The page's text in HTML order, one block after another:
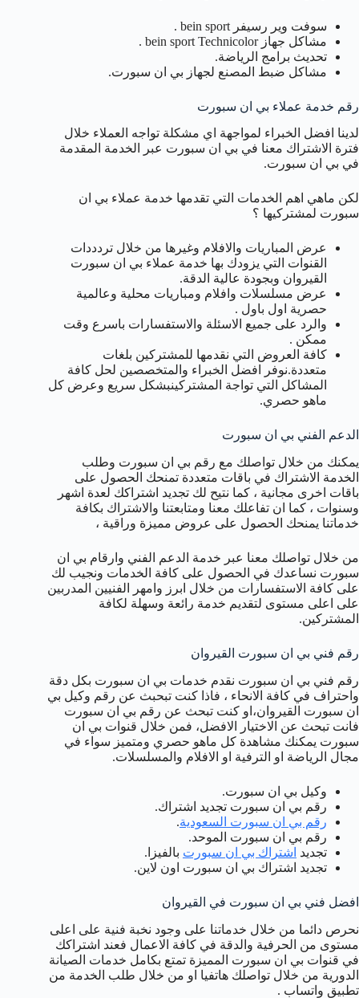
سوفت وير رسيفر bein sport .
مشاكل جهاز bein sport Technicolor .
تحديث برامج الرياضة.
مشاكل ضبط المصنع لجهاز بي ان سبورت.
رقم خدمة عملاء بي ان سبورت
لدينا افضل الخبراء لمواجهة اي مشكلة تواجه العملاء خلال
فترة الاشتراك معنا في بي ان سبورت عبر الخدمة المقدمة
في بي ان سبورت.
لكن ماهي اهم الخدمات التي تقدمها خدمة عملاء بي ان
سبورت لمشتركيها ؟
عرض المباريات والافلام وغيرها من خلال تردددات
القنوات التي يزودك بها خدمة عملاء بي ان سبورت
القيروان وبجودة عالية الدقة.
عرض مسلسلات وافلام ومباريات محلية وعالمية
حصرية اول باول .
والرد على جميع الاسئلة والاستفسارات باسرع وقت
ممكن .
كافة العروض التي نقدمها للمشتركين بلغات
متعددة.نوفر افضل الخبراء والمتخصصين لحل كافة
المشاكل التي تواجة المشتركينبشكل سريع وعرض كل
ماهو حصري.
الدعم الفني بي ان سبورت
يمكنك من خلال تواصلك مع رقم بي ان سبورت وطلب
الخدمة الاشتراك في باقات متعددة تمنحك الحصول على
باقات اخرى مجانية ، كما نتيح لك تجديد اشتراكك لعدة اشهر
وسنوات ، كما ان تفاعلك معنا ومتابعتنا والاشتراك بكافة
خدماتنا يمنحك الحصول على عروض مميزة وراقية ،
من خلال تواصلك معنا عبر خدمة الدعم الفني وارقام بي ان
سبورت نساعدك في الحصول على كافة الخدمات ونجيب لك
على كافة الاستفسارات من خلال ابرز وامهر الفنيين المدربين
على اعلى مستوى لتقديم خدمة رائعة وسهلة لكافة
المشتركين.
رقم فني بي ان سبورت القيروان
رقم فني بي ان سبورت نقدم خدمات بي ان سبورت بكل دقة
واحتراف في كافة الانحاء ، فاذا كنت تبحبث عن رقم وكيل بي
ان سبورت القيروان،او كنت تبحث عن رقم بي ان سبورت
فانت تبحث عن الاختيار الافضل، فمن خلال قنوات بي ان
سبورت يمكنك مشاهدة كل ماهو حصري ومتميز سواء في
مجال الرياضة او الترفية او الافلام والمسلسلات.
وكيل بي ان سبورت.
رقم بي ان سبورت تجديد اشتراك.
رقم بي ان سبورت السعودية.
رقم بي ان سبورت الموحد.
تجديد اشتراك بي ان سبورت بالفيزا.
تجديد اشتراك بي ان سبورت اون لاين.
افضل فني بي ان سبورت في القيروان
نحرص دائما من خلال خدماتنا على وجود نخبة فنية على اعلى
مستوى من الحرفية والدقة في كافة الاعمال فعند اشتراكك
في قنوات بي ان سبورت المميزة تمتع بكامل خدمات الصيانة
الدورية من خلال تواصلك هاتفيا او من خلال طلب الخدمة من
تطبيق واتساب .